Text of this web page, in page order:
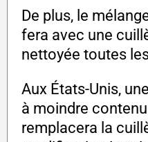
De plus, le
fera avec une
nettoyée toutes
Aux États-Unis,
à moindre
remplacera la